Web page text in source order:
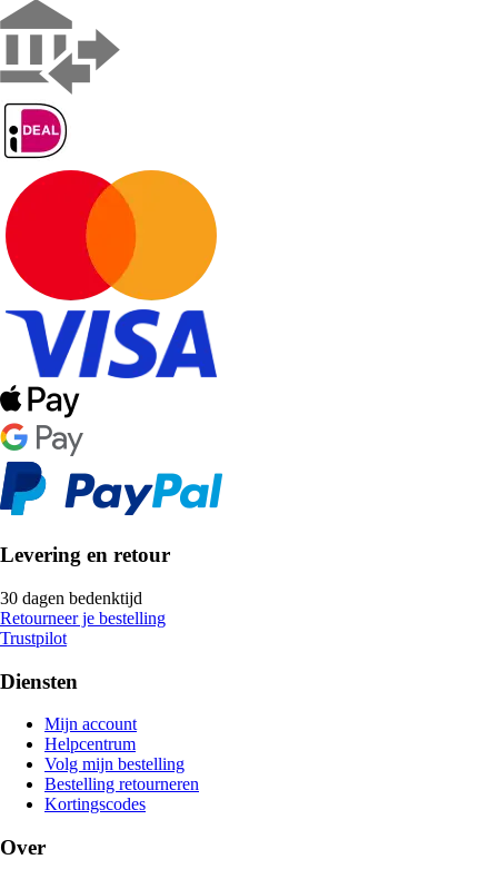
Levering en retour
30 dagen bedenktijd
Retourneer je bestelling
Trustpilot
Diensten
Mijn account
Helpcentrum
Volg mijn bestelling
Bestelling retourneren
Kortingscodes
Over